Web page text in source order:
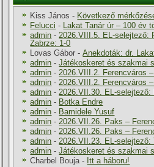
Kiss János - Következő
Felucci - Lakat Tanár úr – 100 év
admin - 2026.VIII.5. EL-selejtező:
Zabrze: 1-0
Lovas Gábor -Anekdoták: dr.
admin -Játékoskeret és szakmai
admin - 2026.VIII.2. Ferencváros
admin - 2026.VIII.2. Ferencváros
admin - 2026.VII.30. EL-selejtező:
admin - Botka Endre
admin - Bamidele Yusuf
admin - 2026.VII.26. Paks –
admin - 2026.VII.26. Paks –
admin - 2026.VII.23. EL-selejtező:
admin -Játékoskeret és szakmai
Charbel Bouja - Itt a háboru!